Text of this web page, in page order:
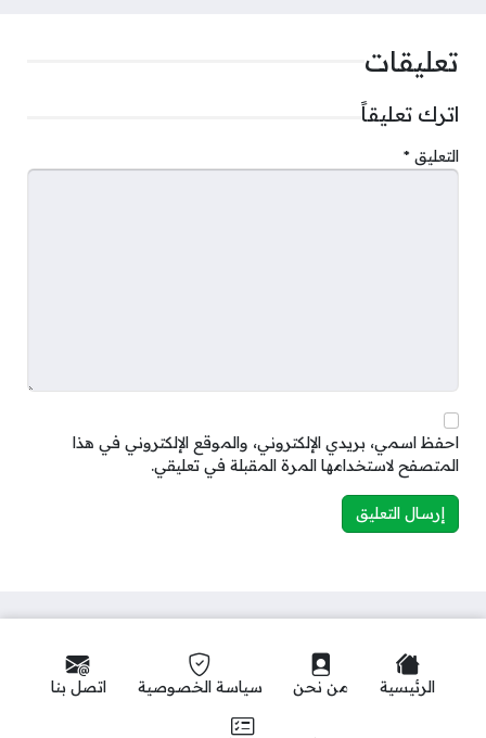
تعليقات
اترك تعليقاً
التعليق *
احفظ اسمي، بريدي الإلكتروني، والموقع الإلكتروني في هذا
المتصفح لاستخدامها المرة المقبلة في تعليقي.
الرئيسية من نحن سياسة الخصوصية اتصل بنا